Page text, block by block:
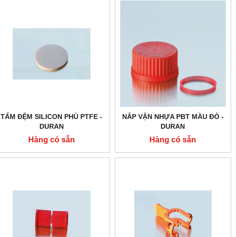
TẤM ĐỆM SILICON PHỦ PTFE -
DURAN
Hàng có sẵn
NẮP VẶN NHỰA PBT MÀU ĐỎ -
DURAN
Hàng có sẵn